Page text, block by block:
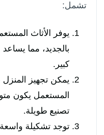
تشمل:
يوفر الأثاث
بالجديد، مما
كبير.
يمكن تجهيز المنزل
المستعمل يكون
تصنيع طويلة.
توجد تشكيلة